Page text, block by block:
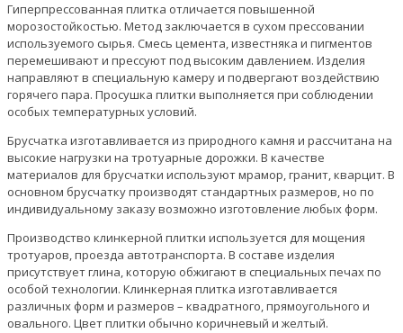
Гиперпрессованная плитка отличается повышенной
морозостойкостью. Метод заключается в сухом прессовании
используемого сырья. Смесь цемента, известняка и пигментов
перемешивают и прессуют под высоким давлением. Изделия
направляют в специальную камеру и подвергают воздействию
горячего пара. Просушка плитки выполняется при соблюдении
особых температурных условий.
Брусчатка изготавливается из природного камня и рассчитана на
высокие нагрузки на тротуарные дорожки. В качестве
материалов для брусчатки используют мрамор, гранит, кварцит. В
основном брусчатку производят стандартных размеров, но по
индивидуальному заказу возможно изготовление любых форм.
Производство клинкерной плитки используется для мощения
тротуаров, проезда автотранспорта. В составе изделия
присутствует глина, которую обжигают в специальных печах по
особой технологии. Клинкерная плитка изготавливается
различных форм и размеров – квадратного, прямоугольного и
овального. Цвет плитки обычно коричневый и желтый.